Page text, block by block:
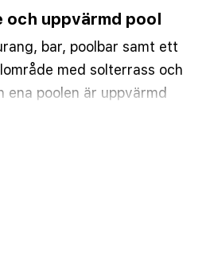
uppvärmd pool
bar, poolbar samt ett
med solterrass och
ena poolen är uppvärmd